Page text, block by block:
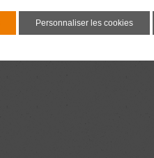
Personnaliser les cookies